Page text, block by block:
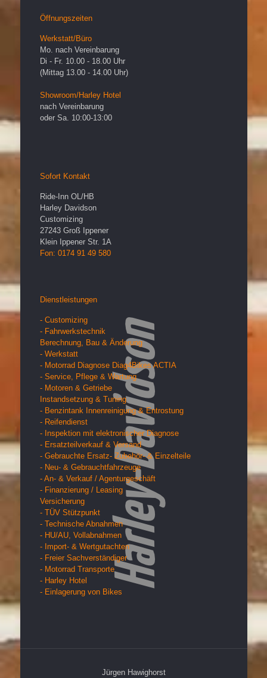
Öffnungszeiten
Werkstatt/Büro
Mo. nach Vereinbarung
Di - Fr. 10.00 - 18.00 Uhr
(Mittag 13.00 - 14.00 Uhr)
Showroom/Harley Hotel
nach Vereinbarung
oder Sa. 10:00-13:00
Sofort Kontakt
Ride-Inn OL/HB
Harley Davidson
Customizing
27243 Groß Ippener
Klein Ippener Str. 1A
Fon: 0174 91 49 580
Dienstleistungen
- Customizing
- Fahrwerkstechnik
Berechnung, Bau & Änderung
- Werkstatt
- Motorrad Diagnose Diag4Bikes ACTIA
- Service, Pflege & Wartung
- Motoren & Getriebe
Instandsetzung & Tuning
- Benzintank Innenreinigung & Entrostung
- Reifendienst
- Inspektion mit elektronischer Diagnose
- Ersatzteilverkauf & Versand
- Gebrauchte Ersatz- Zubehör- & Einzelteile
- Neu- & Gebrauchtfahrzeuge
- An- & Verkauf / Agenturgeschäft
- Finanzierung / Leasing
Versicherung
- TÜV Stützpunkt
- Technische Abnahmen
- HU/AU, Vollabnahmen
- Import- & Wertgutachten
- Freier Sachverständiger
- Motorrad Transporte
- Harley Hotel
- Einlagerung von Bikes
Jürgen Hawighorst